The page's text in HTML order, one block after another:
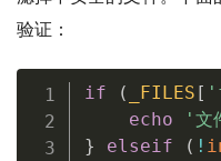
验证：
if ( _FILES [
echo
'文
}
elseif ( !